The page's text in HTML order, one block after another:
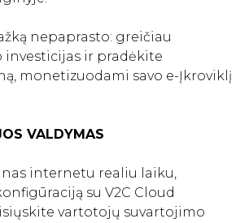
nepaprasto: greičiau
investicijas ir pradėkite
monetizuodami savo e-Įkroviklį
VALDYMAS
internetu realiu laiku,
su V2C Cloud
vartotojų suvartojimo